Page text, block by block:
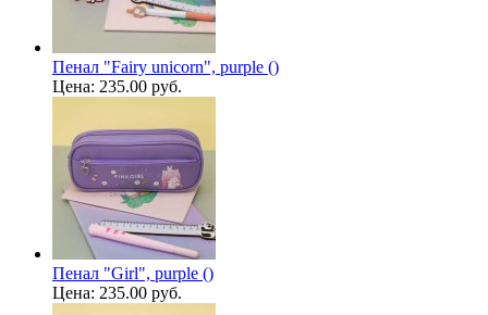
Пенал "Fairy unicorn", purple ()
Цена: 235.00 руб.
Пенал "Girl", purple ()
Цена: 235.00 руб.